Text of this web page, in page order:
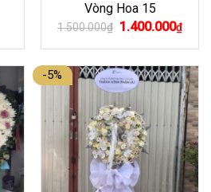
Vòng Hoa 15
1.500.000₫ Giá
là:
1.500.000₫.
1.400.000₫Giá
hiện
tại
là:
-5%